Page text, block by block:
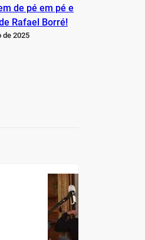
de pé em pé e
Rafael Borré!
de 2025